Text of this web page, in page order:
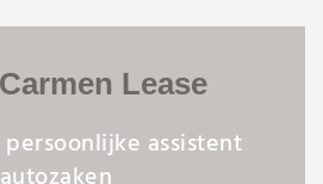
Lease
assistent